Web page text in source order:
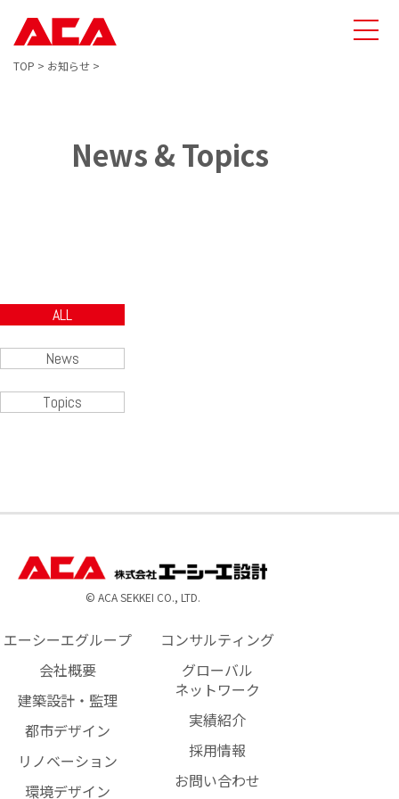
TOP > お知らせ >
News & Topics
ALL
News
Topics
© ACA SEKKEI CO., LTD.
エーシーエグループ
会社概要
建築設計・監理
都市デザイン
リノベーション
環境デザイン
コンサルティング
グローバル
ネットワーク
実績紹介
採用情報
お問い合わせ